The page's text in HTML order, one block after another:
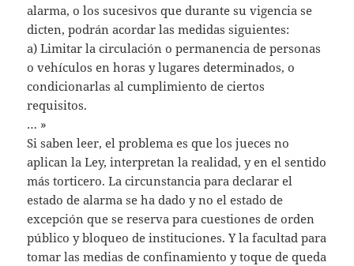
alarma, o los sucesivos que durante su vigencia se
dicten, podrán acordar las medidas siguientes:
a) Limitar la circulación o permanencia de personas
o vehículos en horas y lugares determinados, o
condicionarlas al cumplimiento de ciertos
requisitos.
… »
Si saben leer, el problema es que los jueces no
aplican la Ley, interpretan la realidad, y en el sentido
más torticero. La circunstancia para declarar el
estado de alarma se ha dado y no el estado de
excepción que se reserva para cuestiones de orden
público y bloqueo de instituciones. Y la facultad para
tomar las medias de confinamiento y toque de queda